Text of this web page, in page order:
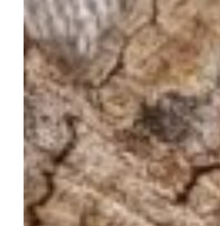
Grupos
Retiros
Visitas de Estudo
Experiências e Eventos
Events
Discovery Kids Camp
Yoga e Fitness
Massagens